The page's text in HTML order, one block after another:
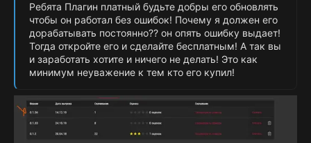
Ребята Плагин платный будьте добры его обновлять
чтобы он работал без ошибок! Почему я должен его
дорабатывать постоянно?? он опять ошибку выдает!
Тогда откройте его и сделайте бесплатным! А так вы
и заработать хотите и ничего не делать! Это как
минимум неуважение к тем кто его купил!